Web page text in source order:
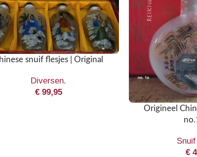
snuif flesjes | Original
Diversen.
€99,95
Origineel
€